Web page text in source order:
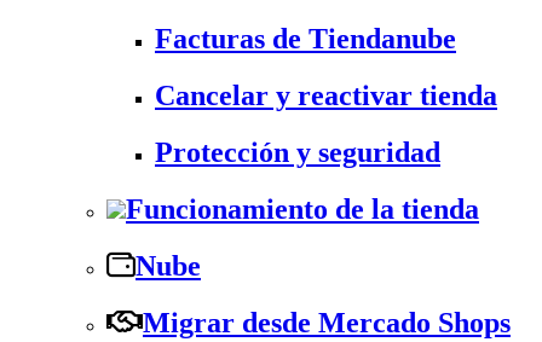
Facturas de Tiendanube
Cancelar y reactivar tienda
Protección y seguridad
Funcionamiento de la tienda
Nube
Migrar desde Mercado Shops